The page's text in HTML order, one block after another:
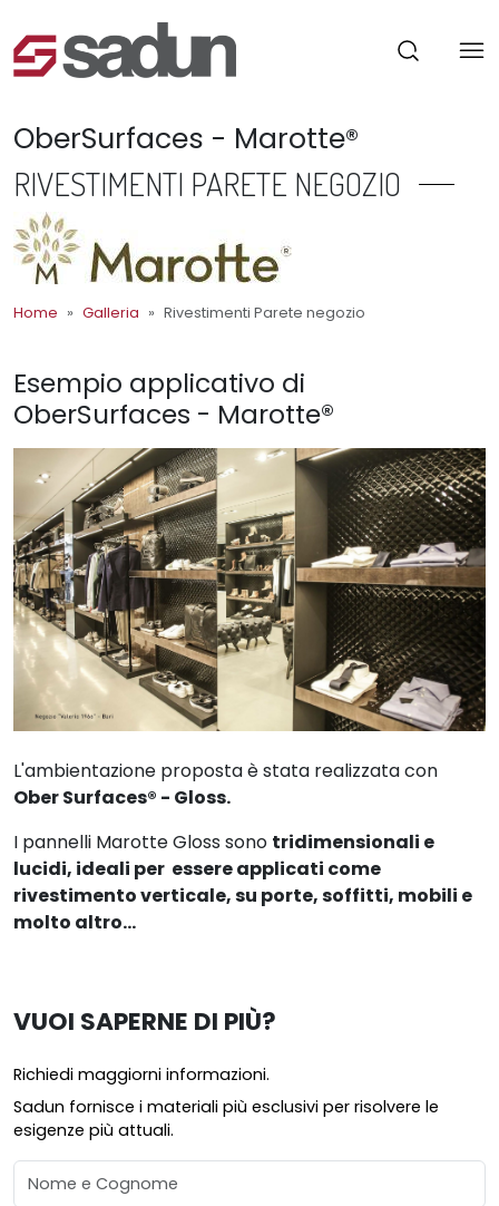
OberSurfaces - Marotte®
RIVESTIMENTI PARETE NEGOZIO
Home Galleria Rivestimenti Parete negozio
Esempio applicativo di
OberSurfaces - Marotte®
L'ambientazione proposta è stata realizzata con
Ober Surfaces® - Gloss.
I pannelli Marotte Gloss sono tridimensionali e
lucidi, ideali per essere applicati come
rivestimento verticale, su porte, soffitti, mobili e
molto altro...
VUOI SAPERNE DI PIÙ?
Richiedi maggiorni informazioni.
Sadun fornisce i materiali più esclusivi per risolvere le
esigenze più attuali.
Nome e Cognome